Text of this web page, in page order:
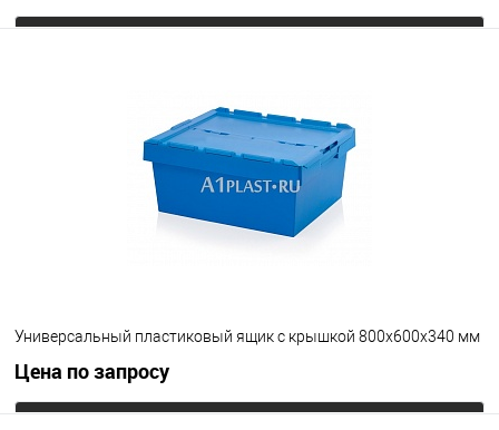
Универсальный пластиковый ящик с крышкой 800х600х340 мм
Цена по запросу